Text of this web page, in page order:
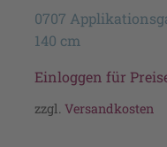
0707
140 cm
Einloggen für
zzgl. Versandkosten